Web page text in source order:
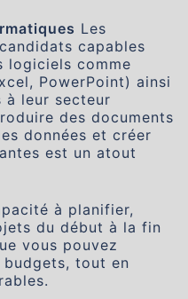
Les
capables
logiciels comme
PowerPoint) ainsi
à leur secteur
des documents
données et créer
est un atout
à planifier,
du début à la fin
vous pouvez
tout en